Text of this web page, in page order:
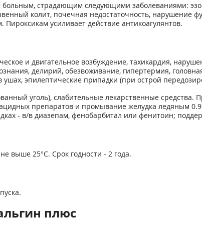
страдающим следующими заболеваниями:
колит, почечная недостаточность, нарушение
усиливает действие антикоагулянтов.
и двигательное возбуждение, тахикардия,
делирий, обезвоживание, гипертермия,
эпилептические припадки (при острой
уголь), слабительные лекарственные средства.
препаратов и промывание желудка ледяным
- в/в диазепам, фенобарбитал или фенитоин;
выше 25°С. Срок годности - 2 года.
плюс